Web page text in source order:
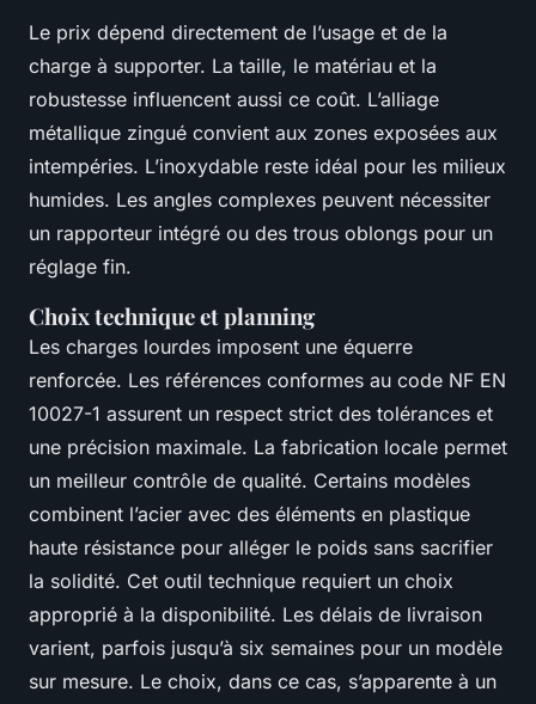
Le prix dépend directement de l’usage et de la
charge à supporter. La taille, le matériau et la
robustesse influencent aussi ce coût. L’alliage
métallique zingué convient aux zones exposées aux
intempéries. L’inoxydable reste idéal pour les milieux
humides. Les angles complexes peuvent nécessiter
un rapporteur intégré ou des trous oblongs pour un
réglage fin.
Choix technique et planning
Les charges lourdes imposent une équerre
renforcée. Les références conformes au code NF EN
10027-1 assurent un respect strict des tolérances et
une précision maximale. La fabrication locale permet
un meilleur contrôle de qualité. Certains modèles
combinent l’acier avec des éléments en plastique
haute résistance pour alléger le poids sans sacrifier
la solidité. Cet outil technique requiert un choix
approprié à la disponibilité. Les délais de livraison
varient, parfois jusqu’à six semaines pour un modèle
sur mesure. Le choix, dans ce cas, s’apparente à un